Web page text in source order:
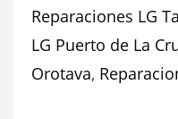
Reparaciones LG
LG Puerto de La
Orotava,